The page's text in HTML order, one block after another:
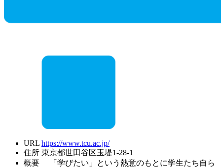
URL https://www.tcu.ac.jp/
住所 東京都世田谷区玉堤1-28-1
概要
「学びたい」という熱意のもとに学生たち自ら